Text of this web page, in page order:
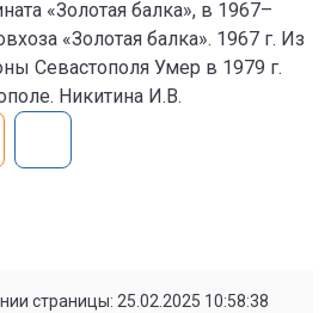
«Золотая балка», в 1967–
«Золотая балка». 1967 г. Из
Севастополя Умер в 1979 г.
Никитина И.В.
страницы: 25.02.2025 10:58:38